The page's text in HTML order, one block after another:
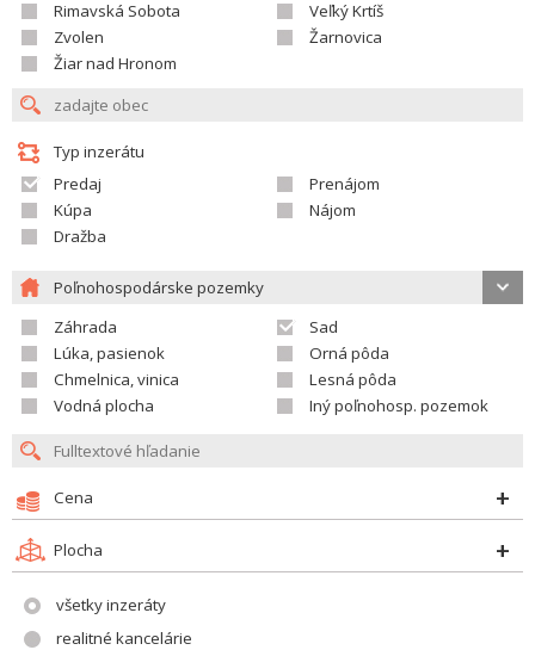
Rimavská Sobota
Veľký Krtíš
Zvolen
Žarnovica
Žiar nad Hronom
Typ inzerátu
Predaj
Prenájom
Kúpa
Nájom
Dražba
Poľnohospodárske pozemky
Záhrada
Sad
Lúka, pasienok
Orná pôda
Chmelnica, vinica
Lesná pôda
Vodná plocha
Iný poľnohosp. pozemok
Cena
Plocha
všetky inzeráty
realitné kancelárie